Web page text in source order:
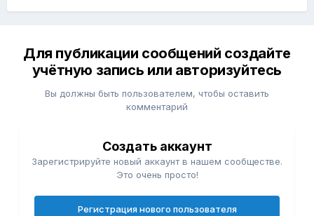
Для публикации сообщений создайте
учётную запись или авторизуйтесь
Вы должны быть пользователем, чтобы оставить
комментарий
Создать аккаунт
Зарегистрируйте новый аккаунт в нашем сообществе.
Это очень просто!
Регистрация нового пользователя